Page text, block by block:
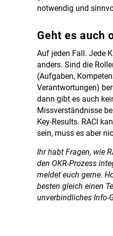
notwendig und
Geht es auch
Auf jeden Fall. Jede
anders. Sind die
(Aufgaben,
Verantwortungen)
dann gibt es auch
Missverständnisse
Key-Results. RACI
sein, muss es aber
Ihr habt Fragen, wie
den OKR-Prozess
meldet euch gerne.
besten gleich einen
unverbindliches Info-